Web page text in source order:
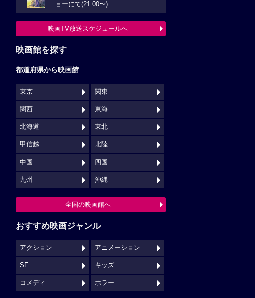
ョーにて(21:00〜)
映画TV放送スケジュールへ
映画館を探す
都道府県から映画館
東京 関東
関西 東海
北海道 東北
甲信越 北陸
中国 四国
九州 沖縄
全国の映画館へ
おすすめ映画ジャンル
アクション アニメーション
SF キッズ
コメディ ホラー